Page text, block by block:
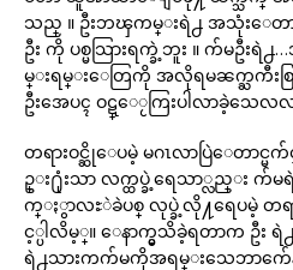
သည္ ။ ဦးဘၾကမ္းရဲ႕ အသုံးေတာ္ခံ
ဦး ကို ပစ္မသြားရက္ခဲ့ဘူး ။ က်မဦး
မ္းရမ္းေတြကို အလိုရမၼက္ႀကီးစ
ဦးအေပၚ ဝဋ္ေႂကြးပါလာခဲ့သေလလ
တရားဝင္ဆိုေပမဲ့ မဂၤလာပြဲေတာင္
ဥ္း႐ုံးသာ လက္ထပ္ခဲ့ရေသာ္လည္း က်မ
က္ႏွာလႊဲခဲပစ္ လုပ္ခဲ့လို႔ရေပမဲ့ တရ
င့္ပါလိမ့္။ ေနာက္မွသိခဲ့ရတာက ဦး ရဲ
ရဲ႕သားကက်မကိုအရမ္းသေဘာက်